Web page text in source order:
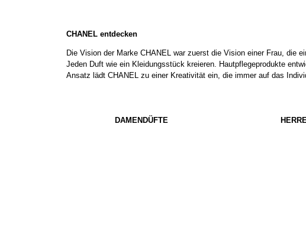
CHANEL entdecken
Die Vision der Marke CHANEL war zuerst die Vision einer Frau, die
Jeden Duft wie ein Kleidungsstück kreieren. Hautpflegeprodukte
Ansatz lädt CHANEL zu einer Kreativität ein, die immer auf das
DAMENDÜFTE HERR